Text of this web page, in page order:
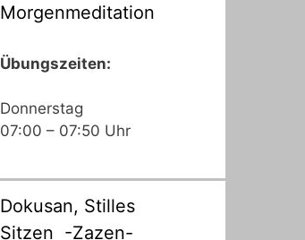
Morgenmeditation
Übungszeiten:
Donnerstag
07:00 – 07:50 Uhr
Dokusan, Stilles
Sitzen -Zazen-